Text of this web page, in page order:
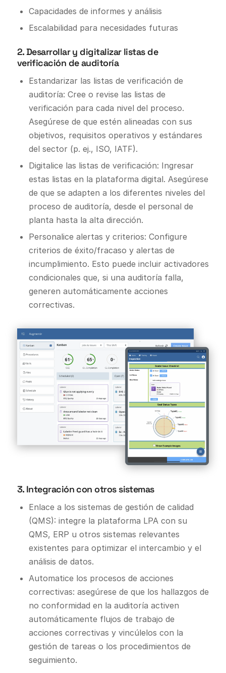
Capacidades de informes y análisis
Escalabilidad para necesidades futuras
2. Desarrollar y digitalizar listas de
verificación de auditoría
Estandarizar las listas de verificación de
auditoría: Cree o revise las listas de
verificación para cada nivel del proceso.
Asegúrese de que estén alineadas con sus
objetivos, requisitos operativos y estándares
del sector (p. ej., ISO, IATF).
Digitalice las listas de verificación: Ingresar
estas listas en la plataforma digital. Asegúrese
de que se adapten a los diferentes niveles del
proceso de auditoría, desde el personal de
planta hasta la alta dirección.
Personalice alertas y criterios: Configure
criterios de éxito/fracaso y alertas de
incumplimiento. Esto puede incluir activadores
condicionales que, si una auditoría falla,
generen automáticamente acciones
correctivas.
3. Integración con otros sistemas
Enlace a los sistemas de gestión de calidad
(QMS): integre la plataforma LPA con su
QMS, ERP u otros sistemas relevantes
existentes para optimizar el intercambio y el
análisis de datos.
Automatice los procesos de acciones
correctivas: asegúrese de que los hallazgos de
no conformidad en la auditoría activen
automáticamente flujos de trabajo de
acciones correctivas y vincúlelos con la
gestión de tareas o los procedimientos de
seguimiento.